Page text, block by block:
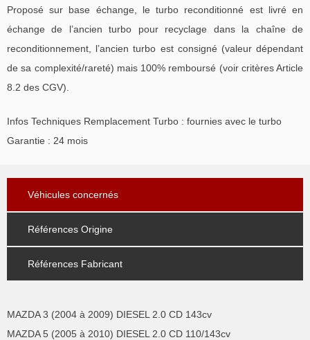
Proposé sur base échange, le turbo reconditionné est livré en
échange de l’ancien turbo pour recyclage dans la chaîne de
reconditionnement, l’ancien turbo est consigné (valeur dépendant
de sa complexité/rareté) mais 100% remboursé (voir critères Article
8.2 des CGV).
Infos Techniques Remplacement Turbo : fournies avec le turbo
Garantie : 24 mois
Véhicules concernés
Références Origine
Références Fabricant
MAZDA 3 (2004 à 2009) DIESEL 2.0 CD 143cv
MAZDA 5 (2005 à 2010) DIESEL 2.0 CD 110/143cv